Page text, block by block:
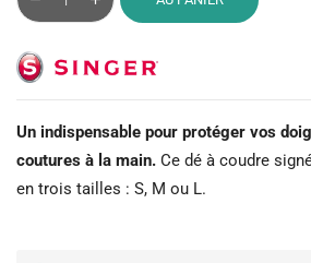
Un indispensable pour protéger vos
coutures à la main. Ce dé à coudre
en trois tailles : S, M ou L.